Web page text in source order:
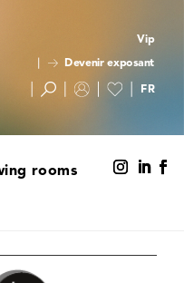
Vip
Devenir exposant
rooms